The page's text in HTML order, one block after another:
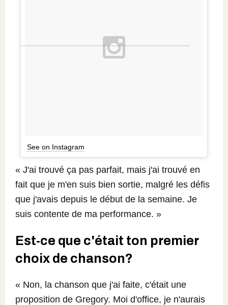
See on Instagram
« J'ai trouvé ça pas parfait, mais j'ai trouvé en
fait que je m'en suis bien sortie, malgré les défis
que j'avais depuis le début de la semaine. Je
suis contente de ma performance. »
Est-ce que c'était ton premier
choix de chanson?
« Non, la chanson que j'ai faite, c'était une
proposition de Gregory. Moi d'office, je n'aurais